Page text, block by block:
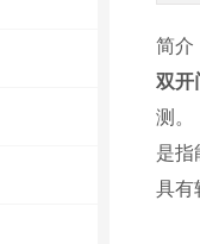
简介
双开
测。
是指
具有